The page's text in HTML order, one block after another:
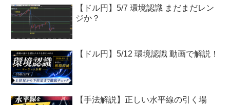
【ドル円】5/7 環境認識 まだまだレン
ジか？
【ドル円】5/12 環境認識 動画で解説！
【手法解説】正しい水平線の引く場